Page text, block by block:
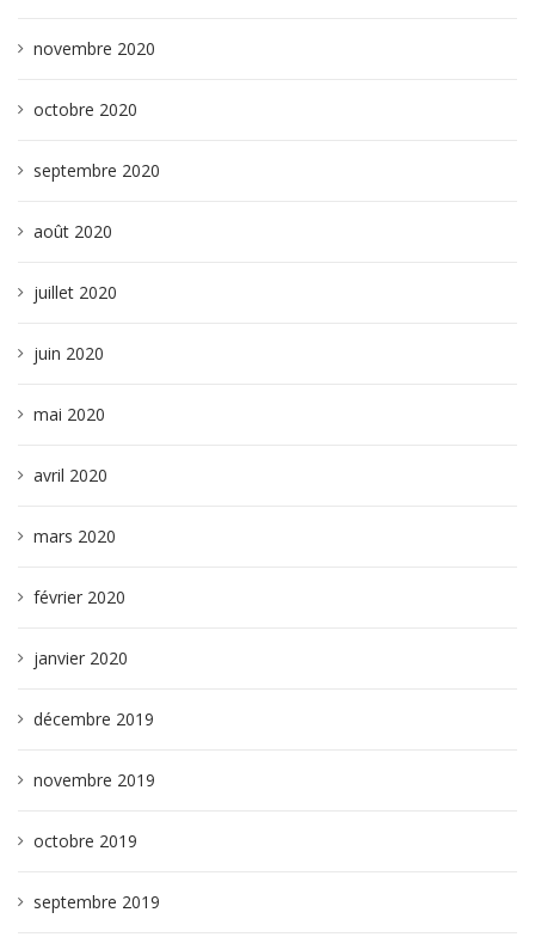
novembre 2020
octobre 2020
septembre 2020
août 2020
juillet 2020
juin 2020
mai 2020
avril 2020
mars 2020
février 2020
janvier 2020
décembre 2019
novembre 2019
octobre 2019
septembre 2019